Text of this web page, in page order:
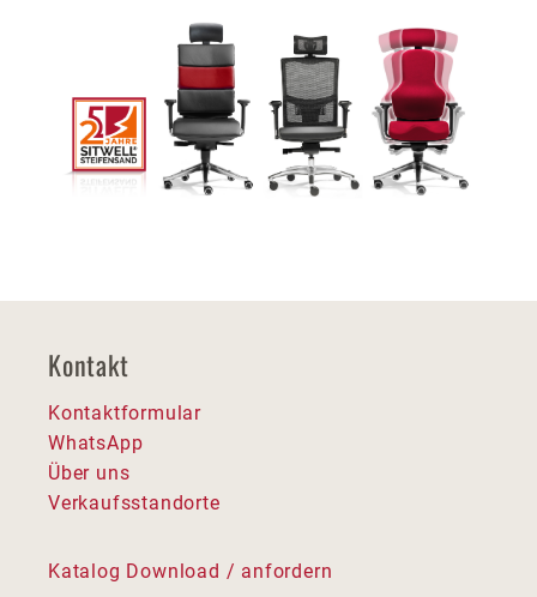
Kontakt
Kontaktformular
WhatsApp
Über uns
Verkaufsstandorte
Katalog Download / anfordern